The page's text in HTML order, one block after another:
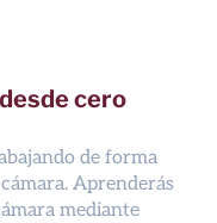
cero
de forma
Aprenderás
mediante